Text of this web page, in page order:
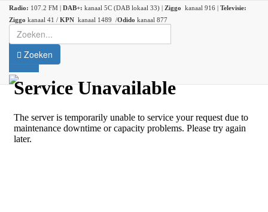
Radio: 107.2 FM | DAB+: kanaal 5C (DAB lokaal 33) | Ziggo kanaal 916 | Televisie:
Ziggo kanaal 41 / KPN kanaal 1489 /Odido kanaal 877
Zoeken